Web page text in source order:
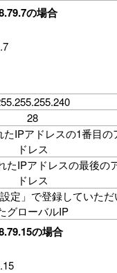
の場合
28
たIPアドレスの1番目の
ドレス
たIPアドレスの最後の
ドレス
設定」で登録していた
グローバルIP
の場合